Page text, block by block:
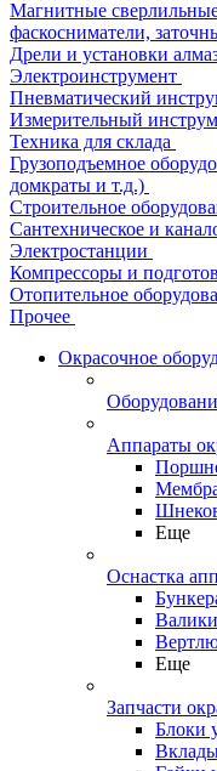
Магнитные
фаскосниматели,
Дрели и установки
Электроинструмент
Пневматический
Измерительный
Техника для склада
Грузоподъемное
домкраты и т.д.)
Строительное
Сантехническое и
Электростанции
Компрессоры и
Отопительное
Прочее
Окрасочное
Аппараты
Еще
Оснастка
Еще
Запчасти
Блоки